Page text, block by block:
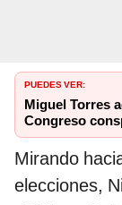
PUEDES VER:
Miguel Torres
Congreso
Mirando
elecciones,